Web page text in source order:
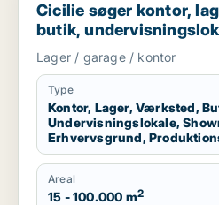
Cicilie søger kontor,
butik,
erhvervsgrund,
garage til leje i Region
Nordsjælland
Lager / garage / kontor
Type
Kontor, Lager, Værksted,
Undervisningslokale,
Erhvervsgrund,
Areal
15 - 100.000 m2